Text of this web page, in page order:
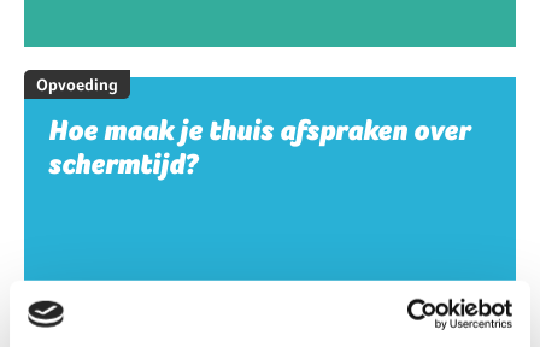
Opvoeding
Hoe maak je thuis afspraken over
schermtijd?